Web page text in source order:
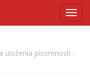
uloženia písomnosti -